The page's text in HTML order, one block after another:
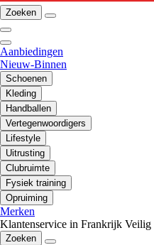
Zoeken
Aanbiedingen
Nieuw-Binnen
Schoenen
Kleding
Handballen
Vertegenwoordigers
Lifestyle
Uitrusting
Clubruimte
Fysiek training
Opruiming
Merken
Klantenservice in Frankrijk Veilig
Zoeken